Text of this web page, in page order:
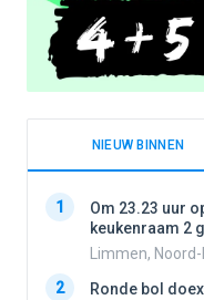
NIEUW BINNEN
1
Om 23.23 uur
keukenraam 2
Limmen,
2
Ronde bol